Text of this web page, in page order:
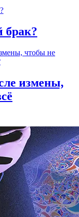
брак?
измены,